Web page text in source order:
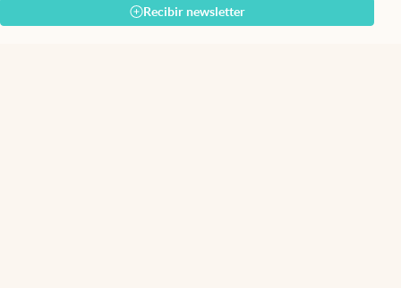
Recibir newsletter